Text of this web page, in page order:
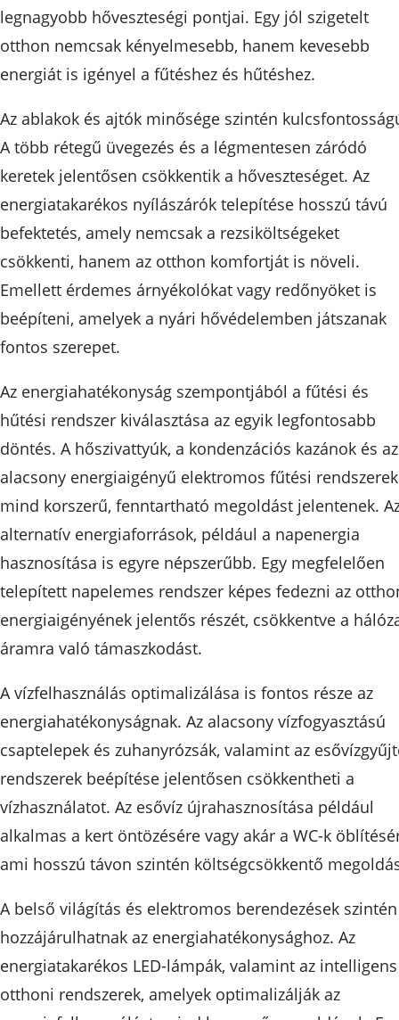
legnagyobb hőveszteségi pontjai. Egy jól szigetelt
otthon nemcsak kényelmesebb, hanem kevesebb
energiát is igényel a fűtéshez és hűtéshez.
Az ablakok és ajtók minősége szintén
A több rétegű üvegezés és a légmentesen záródó
keretek jelentősen csökkentik a hőveszteséget. Az
energiatakarékos nyílászárók telepítése hosszú távú
befektetés, amely nemcsak a rezsiköltségeket
csökkenti, hanem az otthon komfortját is növeli.
Emellett érdemes árnyékolókat vagy redőnyöket is
beépíteni, amelyek a nyári hővédelemben játszanak
fontos szerepet.
Az energiahatékonyság szempontjából a fűtési és
hűtési rendszer kiválasztása az egyik legfontosabb
döntés. A hőszivattyúk, a kondenzációs kazánok és az
alacsony energiaigényű elektromos fűtési rendszerek
mind korszerű, fenntartható megoldást jelentenek.
alternatív energiaforrások, például a napenergia
hasznosítása is egyre népszerűbb. Egy megfelelően
telepített napelemes rendszer képes fedezni az
energiaigényének jelentős részét, csökkentve a
áramra való támaszkodást.
A vízfelhasználás optimalizálása is fontos része az
energiahatékonyságnak. Az alacsony vízfogyasztású
csaptelepek és zuhanyrózsák, valamint az
rendszerek beépítése jelentősen csökkentheti a
vízhasználatot. Az esővíz újrahasznosítása például
alkalmas a kert öntözésére vagy akár a WC-k
ami hosszú távon szintén költségcsökkentő
A belső világítás és elektromos berendezések szintén
hozzájárulhatnak az energiahatékonysághoz. Az
energiatakarékos LED-lámpák, valamint az intelligens
otthoni rendszerek, amelyek optimalizálják az